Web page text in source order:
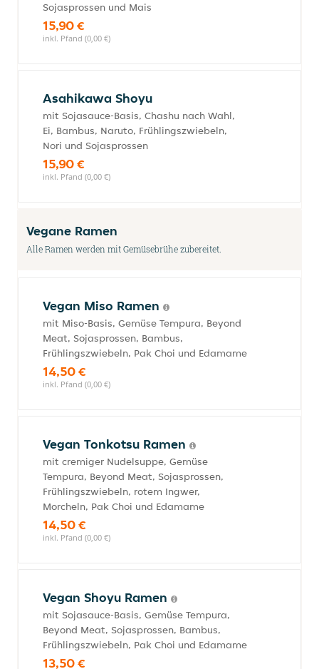
Sojasprossen und Mais
15,90 €
inkl. Pfand (0,00 €)
Asahikawa Shoyu
mit Sojasauce-Basis, Chashu nach Wahl,
Ei, Bambus, Naruto, Frühlingszwiebeln,
Nori und Sojasprossen
15,90 €
inkl. Pfand (0,00 €)
Vegane Ramen
Alle Ramen werden mit Gemüsebrühe zubereitet.
Vegan Miso Ramen
mit Miso-Basis, Gemüse Tempura, Beyond
Meat, Sojasprossen, Bambus,
Frühlingszwiebeln, Pak Choi und Edamame
14,50 €
inkl. Pfand (0,00 €)
Vegan Tonkotsu Ramen
mit cremiger Nudelsuppe, Gemüse
Tempura, Beyond Meat, Sojasprossen,
Frühlingszwiebeln, rotem Ingwer,
Morcheln, Pak Choi und Edamame
14,50 €
inkl. Pfand (0,00 €)
Vegan Shoyu Ramen
mit Sojasauce-Basis, Gemüse Tempura,
Beyond Meat, Sojasprossen, Bambus,
Frühlingszwiebeln, Pak Choi und Edamame
13,50 €